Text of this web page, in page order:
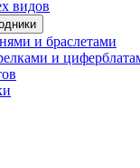
видов
и браслетами
и